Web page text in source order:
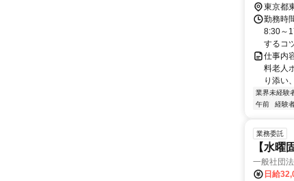
東京都
勤務時
8:30～
するコ
仕事内
料老人
り添い
業界未経験
午前
経験
業務委託
【水曜
一般社団
日給